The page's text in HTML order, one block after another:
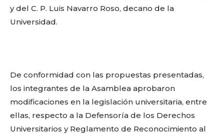
y del C. P. Luis Navarro Roso, decano de la
Universidad.
De conformidad con las propuestas presentadas,
los integrantes de la Asamblea aprobaron
modificaciones en la legislación universitaria, entre
ellas, respecto a la Defensoría de los Derechos
Universitarios y Reglamento de Reconocimiento al